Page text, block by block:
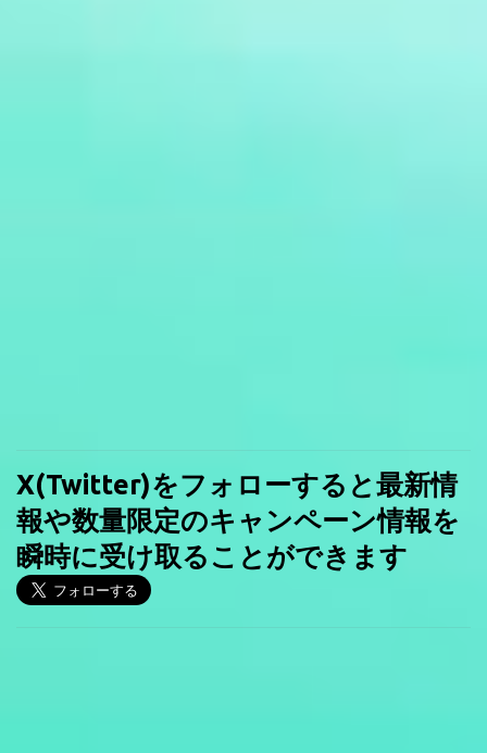
X(Twitter)をフォローすると最新情
報や数量限定のキャンペーン情報を
瞬時に受け取ることができます